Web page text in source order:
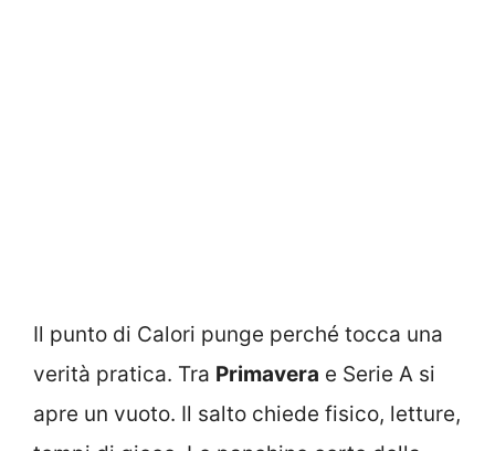
Il punto di Calori punge perché tocca una
verità pratica. Tra Primavera e Serie A si
apre un vuoto. Il salto chiede fisico, letture,